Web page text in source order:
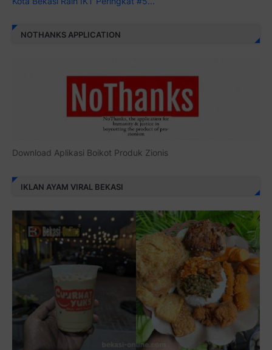
NOTHANKS APPLICATION
Download Aplikasi Boikot Produk Zionis
IKLAN AYAM VIRAL BEKASI